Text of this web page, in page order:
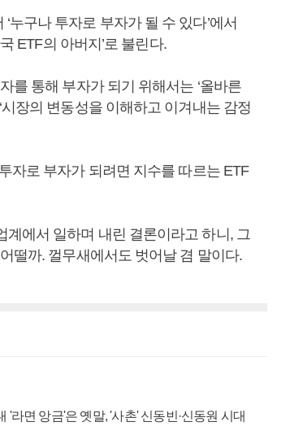
구나 투자로 부자가 될 수 있다’에서
ETF의 아버지’로 불린다.
를 통해 부자가 되기 위해서는 ‘올바른
장의 변동성을 이해하고 이겨내는 감정
자로 부자가 되려면 지수를 따르는 ETF
에서 일하며 내린 결론이라고 하니, 그
떨까. 껄무새에서도 벗어날 겸 말이다.
'라면 앙금'은 옛말, '사촌' 신동빈·신동원 시대